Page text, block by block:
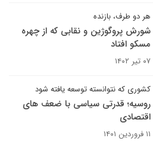
هر دو طرف، بازنده
شورش پروگوژین و نقابی که از چهره
مسکو افتاد
۰۷ تیر ۱۴۰۲
کشوری که نتوانسته توسعه یافته شود
روسیه؛ قدرتی سیاسی با ضعف های
اقتصادی
۱۱ فروردین ۱۴۰۱